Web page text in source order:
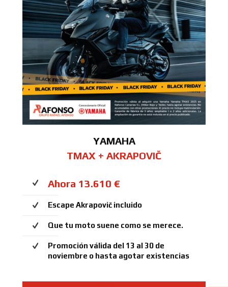
YAMAHA
TMAX + AKRAPOVIČ
Ahora 13.610 €
Escape Akrapovič incluido
Que tu moto suene como se merece.
Promoción válida del 13 al 30 de
noviembre o hasta agotar existencias